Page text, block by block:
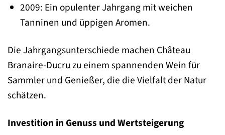
2009: Ein opulenter Jahrgang mit weichen
Tanninen und üppigen Aromen.
Die Jahrgangsunterschiede machen Château
Branaire-Ducru zu einem spannenden Wein für
Sammler und Genießer, die die Vielfalt der Natur
schätzen.
Investition in Genuss und Wertsteigerung